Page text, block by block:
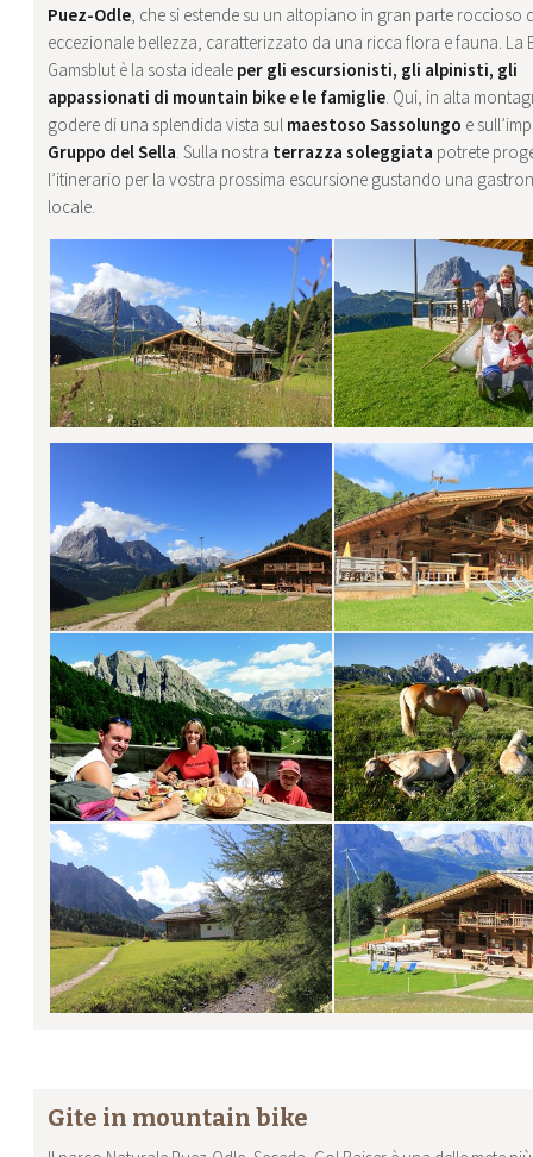
Puez-Odle , che si estende su un altopiano in gran parte roccioso
eccezionale bellezza, caratterizzato da una ricca flora e fauna. La
Gamsblut è la sosta ideale per gli escursionisti, gli alpinisti, gli
appassionati di mountain bike e le famiglie . Qui, in alta
godere di una splendida vista sul maestoso Sassolungo e
Gruppo del Sella . Sulla nostra terrazza soleggiata potrete
l’itinerario per la vostra prossima escursione gustando una
locale.
Gite in mountain bike